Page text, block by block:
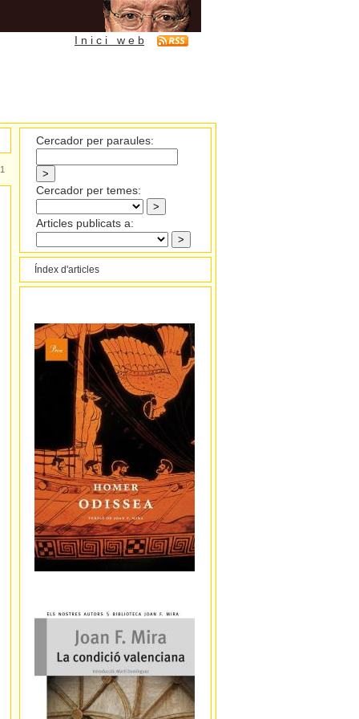
I n i c i w e b
1
Cercador per paraules:
Cercador per temes:
Articles publicats a:
Índex d'articles